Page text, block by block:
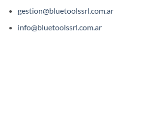
gestion@bluetoolssrl.com.ar
info@bluetoolssrl.com.ar